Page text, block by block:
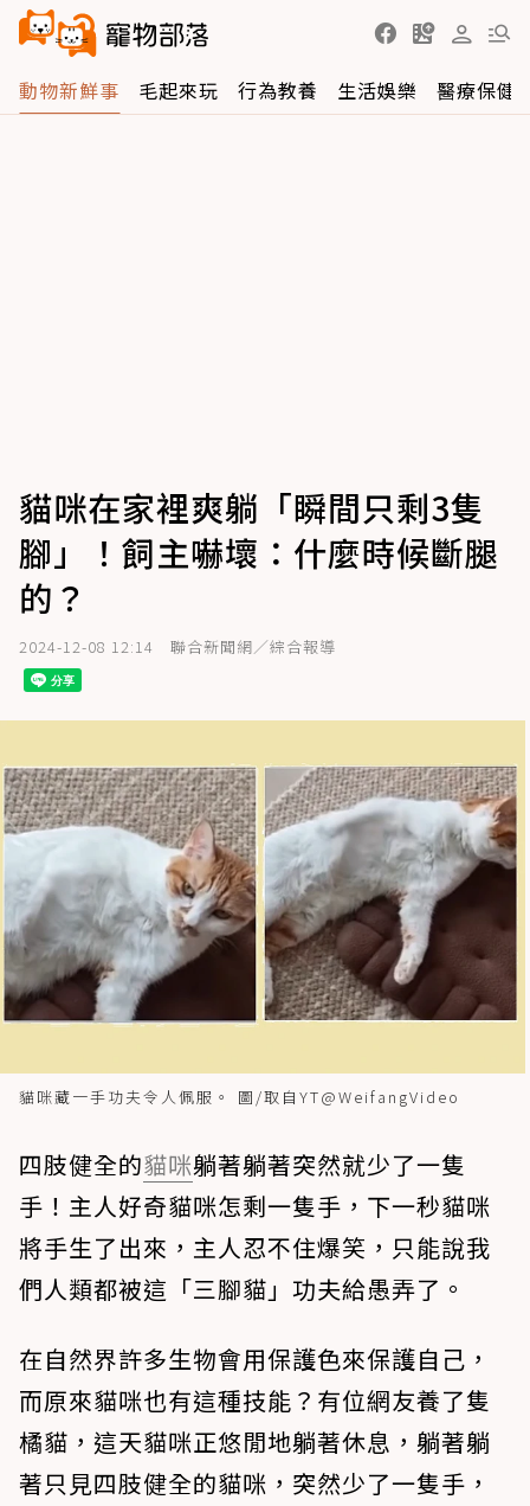
動物新鮮事 毛起來玩 行為教養 生活娛樂 醫療保健
貓咪在家裡爽躺「瞬間只剩3隻
腳」！飼主嚇壞：什麼時候斷腿
的？
2024-12-08 12:14 聯合新聞網／綜合報導
貓咪藏一手功夫令人佩服。 圖/取自YT@WeifangVideo
四肢健全的貓咪躺著躺著突然就少了一隻
手！主人好奇貓咪怎剩一隻手，下一秒貓咪
將手生了出來，主人忍不住爆笑，只能說我
們人類都被這「三腳貓」功夫給愚弄了。
在自然界許多生物會用保護色來保護自己，
而原來貓咪也有這種技能？有位網友養了隻
橘貓，這天貓咪正悠閒地躺著休息，躺著躺
著只見四肢健全的貓咪，突然少了一隻手，